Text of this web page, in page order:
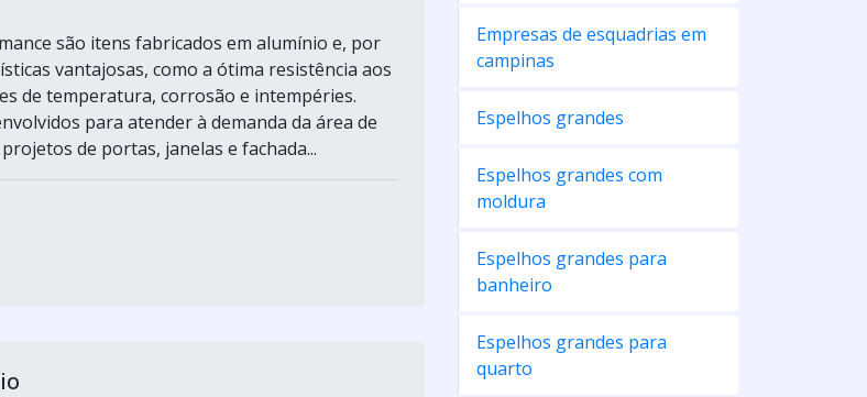
são itens fabricados em alumínio e, por
vantajosas, como a ótima resistência aos
de temperatura, corrosão e intempéries.
para atender à demanda da área de
de portas, janelas e fachada...
Empresas de esquadrias em
campinas
Espelhos grandes
Espelhos grandes com
moldura
Espelhos grandes para
banheiro
Espelhos grandes para
quarto